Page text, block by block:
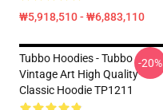
₩5,918,510 - ₩6,883,110
Tubbo Hoodies - Tubbo
Vintage Art High Quality
Classic Hoodie TP1211
-20%